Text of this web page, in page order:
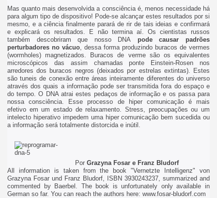
Mas quanto mais desenvolvida a consciência é, menos necessidade há
para algum tipo de dispositivo! Pode-se alcançar estes resultados por si
mesmo, e a ciência finalmente parará de rir de tais ideias e confirmará
e explicará os resultados. E não termina aí. Os cientistas russos
também descobriram que nosso DNA pode causar padrões
perturbadores no vácuo , dessa forma produzindo buracos de vermes
(wormholes) magnetizados. Buracos de verme são os equivalentes
microscópicos das assim chamadas ponte Einstein-Rosen nos
arredores dos buracos negros (deixados por estrelas extintas). Estes
são tuneis de conexão entre áreas inteiramente diferentes do universo
através dos quais a informação pode ser transmitida fora do espaço e
do tempo. O DNA atrai estes pedaços de informação e os passa para
nossa consciência. Esse processo de hiper comunicação é mais
efetivo em um estado de relaxamento. Stress, preocupações ou um
intelecto hiperativo impedem uma hiper comunicação bem sucedida ou
a informação será totalmente distorcida e inútil.
Por Grazyna Fosar e Franz Bludorf
All information is taken from the book "Vernetzte Intelligenz" von
Grazyna Fosar und Franz Bludorf, ISBN 3930243237, summarized and
commented by Baerbel. The book is unfortunately only available in
German so far. You can reach the authors here: www.fosar-bludorf.com